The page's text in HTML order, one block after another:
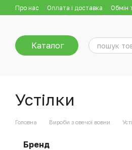
Перейти до основного контенту
Про нас Оплата і доставка Обмін
Каталог
Устілки
Головна Вироби з овечої вовни
Бренд